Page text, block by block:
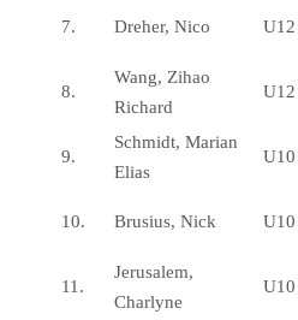
7. Dreher, Nico U12
8.
Wang, Zihao
Richard
U12
9.
Schmidt, Marian
Elias
U10
10. Brusius, Nick U10
11.
Jerusalem,
Charlyne
U10